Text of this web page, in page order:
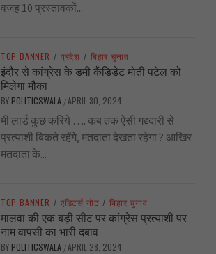
वजह 10 प्रस्तावकों...
TOP BANNER / प्रदेश / बिहार चुनाव
इंदौर से कांग्रेस के डमी कैंडिडेट मोती पटेल को
मिलेगा मौका
BY POLITICSWALA /APRIL 30, 2024
मी लार्ड कुछ करिये …. कब तक ऐसी गद्द्दारी से
प्रत्याशी बिकते रहेंगे, मतदाता देखता रहेगा ? आखिर
मतदाता के...
TOP BANNER / एडिटर्स नोट / बिहार चुनाव
मालवा की एक बड़ी सीट पर कांग्रेस प्रत्याशी पर
नाम वापसी का भारी दबाव
BY POLITICSWALA /APRIL 28, 2024